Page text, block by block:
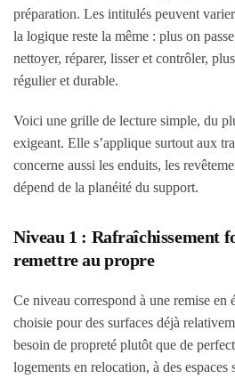
préparation. Les intitulés peuvent
la logique reste la même : plus on
nettoyer, réparer, lisser et contrôler,
régulier et durable.
Voici une grille de lecture simple, du
exigeant. Elle s’applique surtout aux
concerne aussi les enduits, les
dépend de la planéité du support.
Niveau 1 : Rafraîchissement
remettre au propre
Ce niveau correspond à une remise en
choisie pour des surfaces déjà
besoin de propreté plutôt que de
logements en relocation, à des espaces